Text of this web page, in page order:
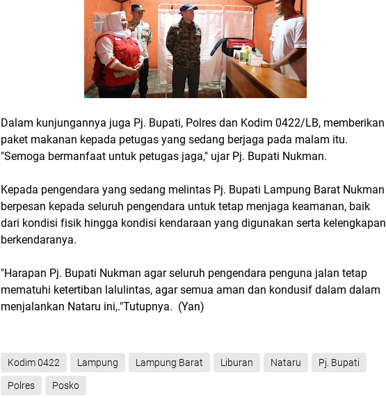
Dalam kunjungannya juga Pj. Bupati, Polres dan Kodim 0422/LB, memberikan
paket makanan kepada petugas yang sedang berjaga pada malam itu.
"Semoga bermanfaat untuk petugas jaga," ujar Pj. Bupati Nukman.
Kepada pengendara yang sedang melintas Pj. Bupati Lampung Barat Nukman
berpesan kepada seluruh pengendara untuk tetap menjaga keamanan, baik
dari kondisi fisik hingga kondisi kendaraan yang digunakan serta kelengkapan
berkendaranya.
"Harapan Pj. Bupati Nukman agar seluruh pengendara penguna jalan tetap
mematuhi ketertiban lalulintas, agar semua aman dan kondusif dalam dalam
menjalankan Nataru ini,."Tutupnya. (Yan)
Kodim 0422 Lampung Lampung Barat Liburan Nataru Pj. Bupati
Polres Posko